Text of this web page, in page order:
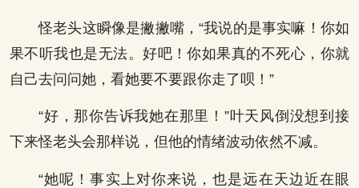
怪老头这瞬像是撇撇嘴，“我说的是事实嘛！你如
果不听我也是无法。好吧！你如果真的不死心，你就
自己去问问她，看她要不要跟你走了呗！”
“好，那你告诉我她在那里！”叶天风倒没想到接
下来怪老头会那样说，但他的情绪波动依然不减。
“她呢！事实上对你来说，也是远在天边近在眼